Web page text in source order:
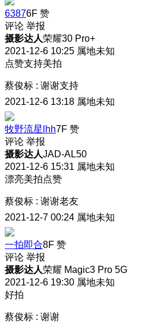
63876F 赞
评论 举报
摄影达人荣耀30 Pro+
2021-12-6 10:25 属地未知
点赞支持美拍
蔡俊标 : 谢谢支持
2021-12-6 13:18 属地未知
牧野流星lhh7F 赞
评论 举报
摄影达人JAD-AL50
2021-12-6 15:31 属地未知
漂亮美拍点赞
蔡俊标 : 谢谢老友
2021-12-7 00:24 属地未知
一拍即合8F 赞
评论 举报
摄影达人荣耀 Magic3 Pro 5G
2021-12-6 19:30 属地未知
好拍
蔡俊标 : 谢谢